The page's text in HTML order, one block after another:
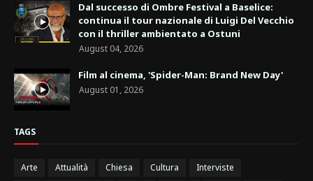
Dal successo di Ombre Festival a Baselice:
continua il tour nazionale di Luigi Del Vecchio
con il thriller ambientato a Ostuni
August 04, 2026
Film al cinema, 'Spider-Man: Brand New Day'
August 01, 2026
TAGS
Arte Attualità Chiesa Cultura
Interviste